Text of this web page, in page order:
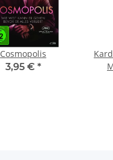
Cosmopolis
3,95 € *